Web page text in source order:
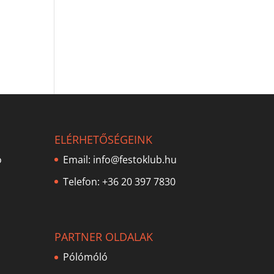
ELÉRHETŐSÉGEINK
Email: info@festoklub.hu
Telefon: +36 20 397 7830
PARTNER OLDALAK
Pólómóló